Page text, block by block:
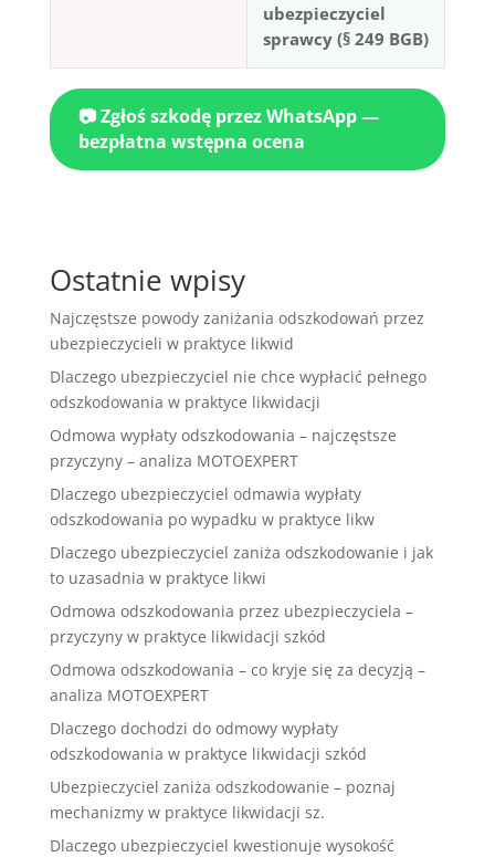
ubezpieczyciel
sprawcy (§ 249 BGB)
📷 Zgłoś szkodę przez WhatsApp —
bezpłatna wstępna ocena
Ostatnie wpisy
Najczęstsze powody zaniżania odszkodowań przez
ubezpieczycieli w praktyce likwid
Dlaczego ubezpieczyciel nie chce wypłacić pełnego
odszkodowania w praktyce likwidacji
Odmowa wypłaty odszkodowania – najczęstsze
przyczyny – analiza MOTOEXPERT
Dlaczego ubezpieczyciel odmawia wypłaty
odszkodowania po wypadku w praktyce likw
Dlaczego ubezpieczyciel zaniża odszkodowanie i jak
to uzasadnia w praktyce likwi
Odmowa odszkodowania przez ubezpieczyciela –
przyczyny w praktyce likwidacji szkód
Odmowa odszkodowania – co kryje się za decyzją –
analiza MOTOEXPERT
Dlaczego dochodzi do odmowy wypłaty
odszkodowania w praktyce likwidacji szkód
Ubezpieczyciel zaniża odszkodowanie – poznaj
mechanizmy w praktyce likwidacji sz.
Dlaczego ubezpieczyciel kwestionuje wysokość